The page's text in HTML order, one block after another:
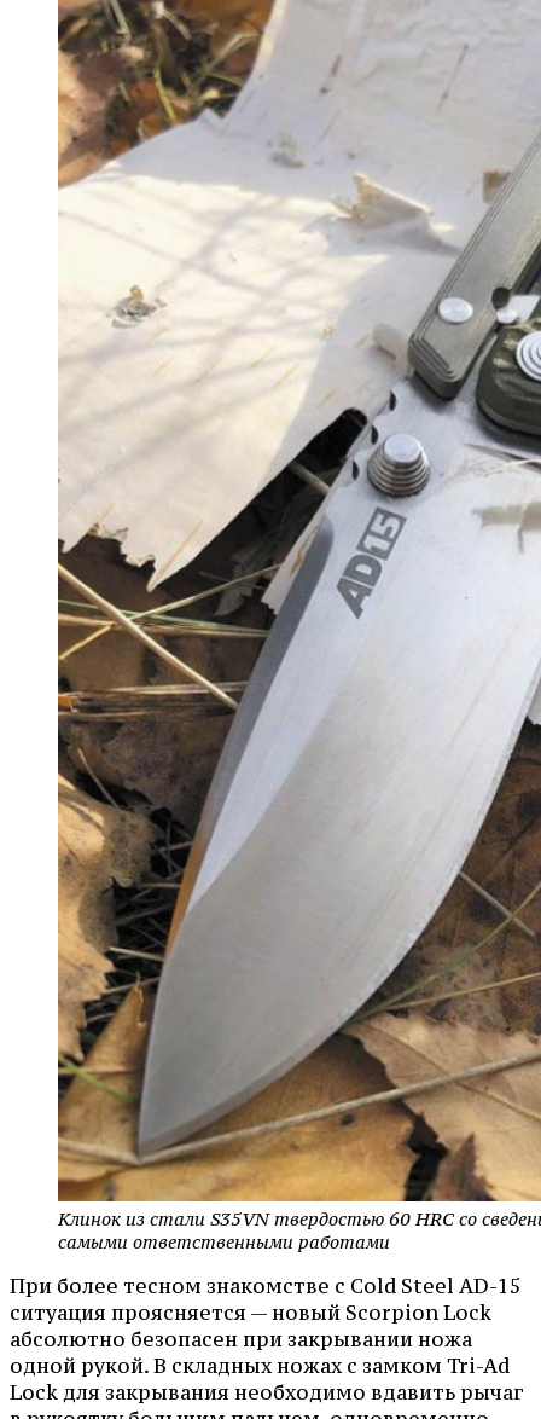
Клинок из стали S35VN твердостью 60 HRC со
самыми ответственными работами
При более тесном знакомстве с Cold Steel AD-15
ситуация проясняется — новый Scorpion Lock
абсолютно безопасен при закрывании ножа
одной рукой. В складных ножах с замком Tri-Ad
Lock для закрывания необходимо вдавить рычаг